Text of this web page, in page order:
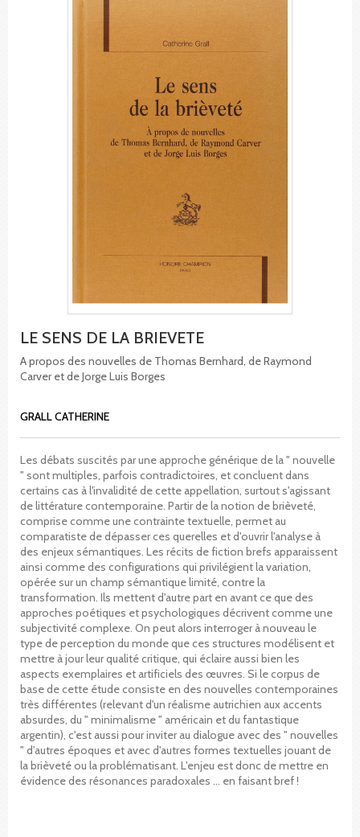
LE SENS DE LA BRIEVETE
A propos des nouvelles de Thomas Bernhard, de Raymond
Carver et de Jorge Luis Borges
GRALL CATHERINE
Les débats suscités par une approche générique de la " nouvelle
" sont multiples, parfois contradictoires, et concluent dans
certains cas à l'invalidité de cette appellation, surtout s'agissant
de littérature contemporaine. Partir de la notion de brièveté,
comprise comme une contrainte textuelle, permet au
comparatiste de dépasser ces querelles et d'ouvrir l'analyse à
des enjeux sémantiques. Les récits de fiction brefs apparaissent
ainsi comme des configurations qui privilégient la variation,
opérée sur un champ sémantique limité, contre la
transformation. Ils mettent d'autre part en avant ce que des
approches poétiques et psychologiques décrivent comme une
subjectivité complexe. On peut alors interroger à nouveau le
type de perception du monde que ces structures modélisent et
mettre à jour leur qualité critique, qui éclaire aussi bien les
aspects exemplaires et artificiels des œuvres. Si le corpus de
base de cette étude consiste en des nouvelles contemporaines
très différentes (relevant d'un réalisme autrichien aux accents
absurdes, du " minimalisme " américain et du fantastique
argentin), c'est aussi pour inviter au dialogue avec des " nouvelles
" d'autres époques et avec d'autres formes textuelles jouant de
la brièveté ou la problématisant. L'enjeu est donc de mettre en
évidence des résonances paradoxales … en faisant bref !